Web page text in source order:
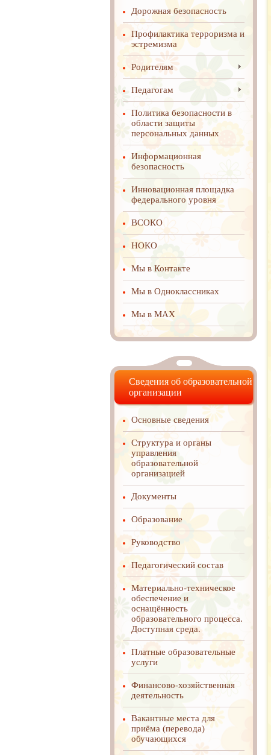
Дорожная безопасность
Профилактика терроризма и
эстремизма
Родителям
Педагогам
Политика безопасности в
области защиты
персональных данных
Информационная
безопасность
Инновационная площадка
федерального уровня
ВСОКО
НОКО
Мы в Контакте
Мы в Одноклассниках
Мы в MAX
Сведения об образовательной
организации
Основные сведения
Структура и органы
управления
образовательной
организацией
Документы
Образование
Руководство
Педагогический состав
Материально-техническое
обеспечение и
оснащённость
образовательного процесса.
Доступная среда.
Платные образовательные
услуги
Финансово-хозяйственная
деятельность
Вакантные места для
приёма (перевода)
обучающихся